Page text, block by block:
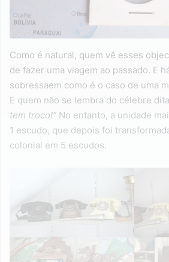
Como é natural, quem vê esses
de fazer uma viagem ao passado. E
sobressaem como é o caso de uma
E quem não se lembra do célebre
tem troco!” No entanto, a unidade
1 escudo, que depois foi
colonial em 5 escudos.